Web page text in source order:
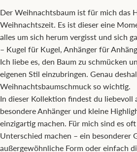
Der Weihnachtsbaum ist für mich das
Weihnachtszeit. Es ist dieser eine
alles um sich herum vergisst und sich
– Kugel für Kugel, Anhänger für
Ich liebe es, den Baum zu schmücken
eigenen Stil einzubringen. Genau
Weihnachtsbaumschmuck so wichtig.
In dieser Kollektion findest du liebevoll
besondere Anhänger und kleine
einzigartig machen. Für mich sind es
Unterschied machen – ein besonderer
außergewöhnliche Form oder einfach